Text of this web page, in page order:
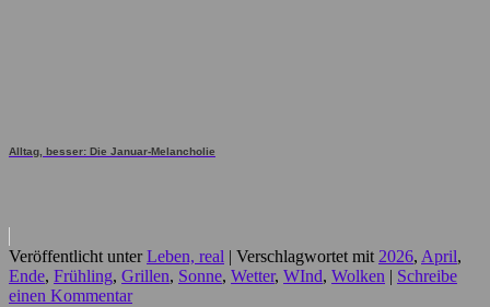
Alltag, besser: Die Januar-Melancholie
Veröffentlicht unter Leben, real | Verschlagwortet mit 2026, April,
Ende, Frühling, Grillen, Sonne, Wetter, WInd, Wolken | Schreibe
einen Kommentar